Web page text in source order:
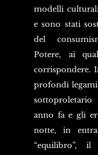
modelli
e sono stati
del
Potere, ai
corrispondere.
profondi
anno fa e gli
notte, in
“equilibro”,